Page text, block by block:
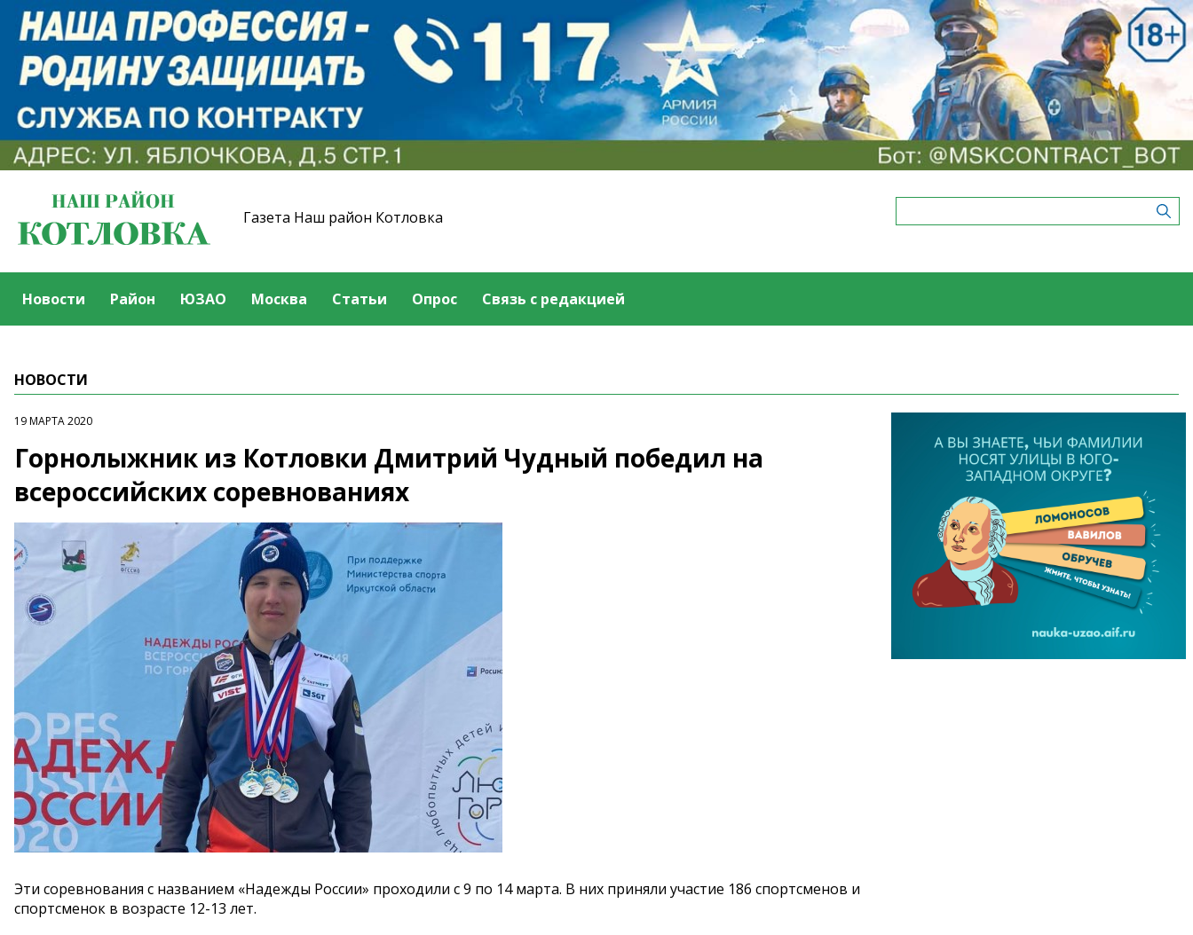
Газета Наш район Котловка
Новости Район ЮЗАО Москва Статьи Опрос Связь с редакцией
НОВОСТИ
19 МАРТА 2020
Горнолыжник из Котловки Дмитрий Чудный победил на
всероссийских соревнованиях
Эти соревнования с названием «Надежды России» проходили с 9 по 14 марта. В них приняли участие 186 спортсменов и
спортсменок в возрасте 12-13 лет.